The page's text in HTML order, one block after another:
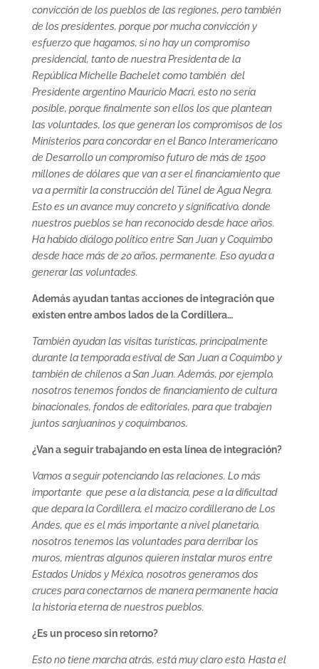
convicción de los pueblos de las regiones, pero también
de los presidentes, porque por mucha convicción y
esfuerzo que hagamos, si no hay un compromiso
presidencial, tanto de nuestra Presidenta de la
República Michelle Bachelet como también del
Presidente argentino Mauricio Macri, esto no sería
posible, porque finalmente son ellos los que plantean
las voluntades, los que generan los compromisos de los
Ministerios para concordar en el Banco Interamericano
de Desarrollo un compromiso futuro de más de 1500
millones de dólares que van a ser el financiamiento que
va a permitir la construcción del Túnel de Agua Negra.
Esto es un avance muy concreto y significativo, donde
nuestros pueblos se han reconocido desde hace años.
Ha habido diálogo político entre San Juan y Coquimbo
desde hace más de 20 años, permanente. Eso ayuda a
generar las voluntades.
Además ayudan tantas acciones de integración que
existen entre ambos lados de la Cordillera…
También ayudan las visitas turísticas, principalmente
durante la temporada estival de San Juan a Coquimbo y
también de chilenos a San Juan. Además, por ejemplo,
nosotros tenemos fondos de financiamiento de cultura
binacionales, fondos de editoriales, para que trabajen
juntos sanjuaninos y coquimbanos.
¿Van a seguir trabajando en esta línea de integración?
Vamos a seguir potenciando las relaciones. Lo más
importante que pese a la distancia, pese a la dificultad
que depara la Cordillera, el macizo cordillerano de Los
Andes, que es el más importante a nivel planetario,
nosotros tenemos las voluntades para derribar los
muros, mientras algunos quieren instalar muros entre
Estados Unidos y México, nosotros generamos dos
cruces para conectarnos de manera permanente hacia
la historia eterna de nuestros pueblos.
¿Es un proceso sin retorno?
Esto no tiene marcha atrás, está muy claro esto. Hasta el